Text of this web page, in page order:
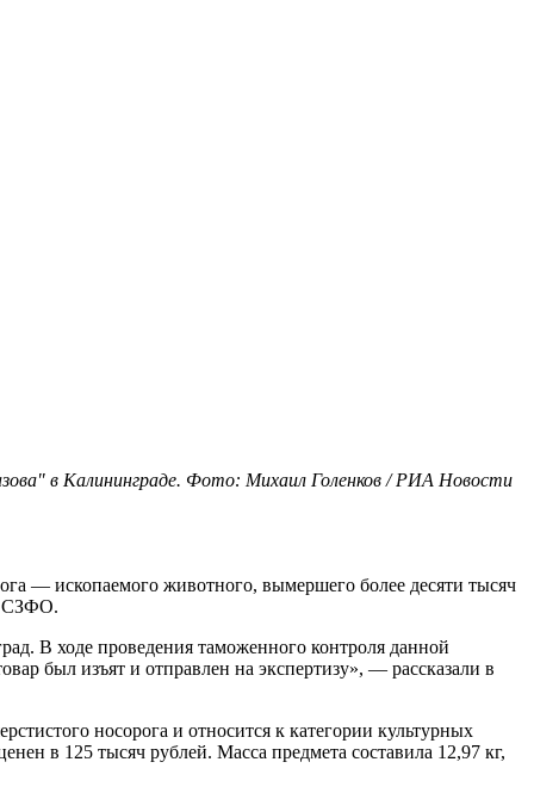
в Калининграде. Фото: Михаил Голенков / РИА Новости
— ископаемого животного, вымершего более десяти тысяч
СЗФО.
В ходе проведения таможенного контроля данной
был изъят и отправлен на экспертизу», — рассказали в
носорога и относится к категории культурных
в 125 тысяч рублей. Масса предмета составила 12,97 кг,